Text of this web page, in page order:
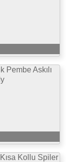
Pembe Askılı
Kollu Spiler